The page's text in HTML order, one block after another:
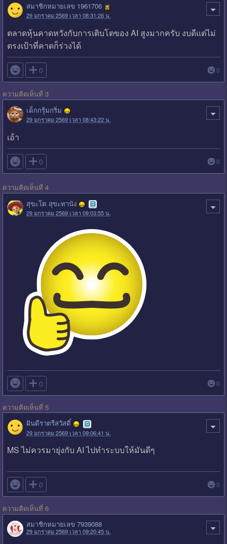
สมาชิกหมายเลข 1961706
29 มกราคม 2569 เวลา 08:31:26 น.
ตลาดหุ้นคาดหวังกับการเติบโตของ AI สูงมากครับ งบดีแต่ไม่
ตรงเป้าที่คาดก็ร่วงได้
 0 0
ความคิดเห็นที่ 3
เด็กกรุ้มกริ่ม
29 มกราคม 2569 เวลา 08:43:22 น.
เอ้า
 0 0
ความคิดเห็นที่ 4
สุขะโต สุขะทานัง
29 มกราคม 2569 เวลา 09:03:55 น.
 0 0
ความคิดเห็นที่ 5
ฝันดีราตรีสวัสดิ์
29 มกราคม 2569 เวลา 09:06:41 น.
MS ไม่ควรมายุ่งกับ AI ไปทำระบบให้มันดีๆ
 0 0
ความคิดเห็นที่ 6
สมาชิกหมายเลข 7939088
29 มกราคม 2569 เวลา 09:20:45 น.